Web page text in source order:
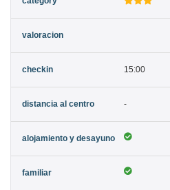
15:00
-